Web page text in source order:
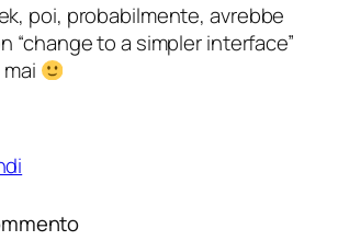
poi, probabilmente, avrebbe
“change to a simpler interface”